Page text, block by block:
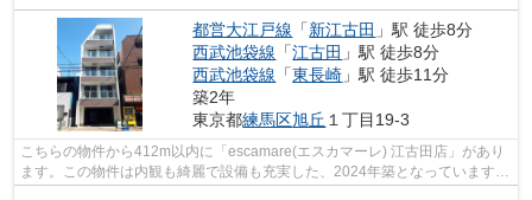
都営大江戸線 「新江古田 」駅 徒歩8分
西武池袋線 「江古田 」駅 徒歩8分
西武池袋線 「東長崎 」駅 徒歩11分
築2年
東京都練馬区旭丘 １丁目19-3
こちらの物件から412m以内に「escamare(エスカマーレ) 江古田店」があり
ます。この物件は内観も綺麗で設備も充実した、2024年築となっています。